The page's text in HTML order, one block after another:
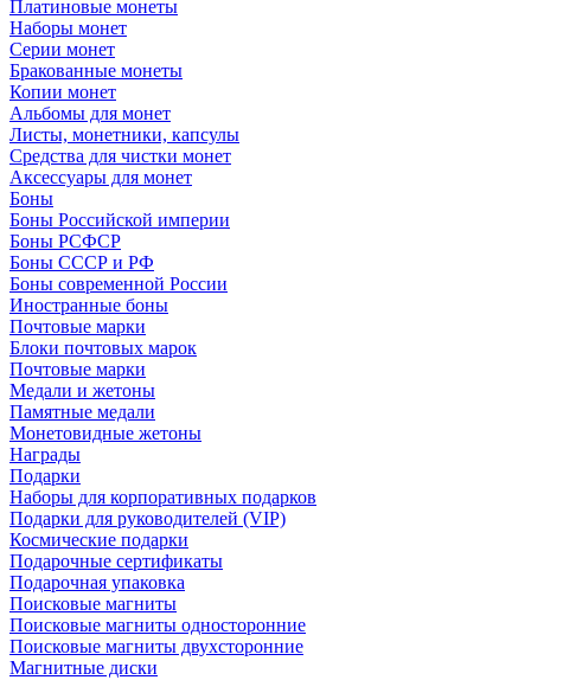
Платиновые монеты
Наборы монет
Серии монет
Бракованные монеты
Копии монет
Альбомы для монет
Листы, монетники, капсулы
Средства для чистки монет
Аксессуары для монет
Боны
Боны Российской империи
Боны РСФСР
Боны СССР и РФ
Боны современной России
Иностранные боны
Почтовые марки
Блоки почтовых марок
Почтовые марки
Медали и жетоны
Памятные медали
Монетовидные жетоны
Награды
Подарки
Наборы для корпоративных подарков
Подарки для руководителей (VIP)
Космические подарки
Подарочные сертификаты
Подарочная упаковка
Поисковые магниты
Поисковые магниты односторонние
Поисковые магниты двухсторонние
Магнитные диски